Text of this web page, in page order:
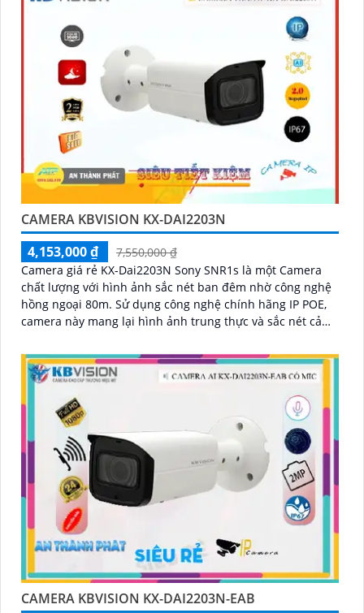
CAMERA KBVISION KX-DAI2203N
4,153,000 ₫
7,550,000 ₫
Camera giá rẻ KX-Dai2203N Sony SNR1s là một Camera
chất lượng với hình ảnh sắc nét ban đêm nhờ công nghệ
hồng ngoại 80m. Sử dụng công nghệ chính hãng IP POE,
camera này mang lại hình ảnh trung thực và sắc nét cả
CAMERA KBVISION KX-DAI2203N-EAB